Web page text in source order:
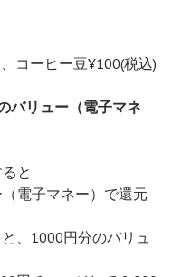
コーヒー豆¥100(税込)
バリュー（電子マネ
と
電子マネー）で還元
、1000円分のバリュ